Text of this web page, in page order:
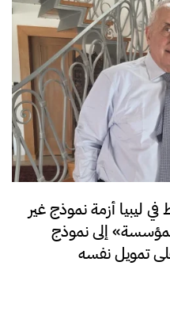
ليبيا أزمة نموذج غير
إلى نموذج
تمويل نفسه